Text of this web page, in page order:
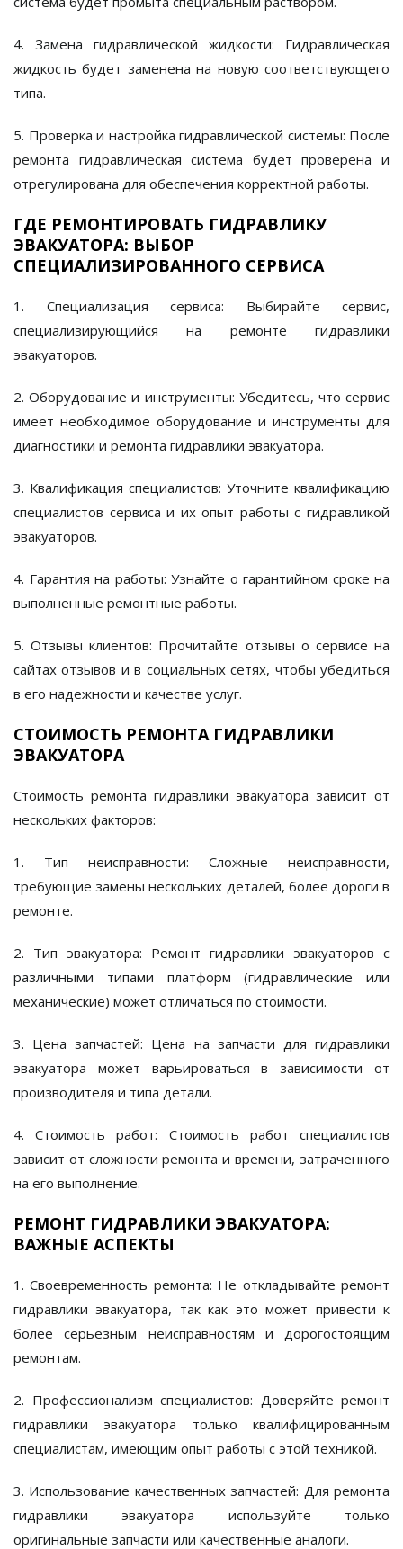
4. Замена гидравлической жидкости: Гидравлическая
жидкость будет заменена на новую соответствующего
типа.
5. Проверка и настройка гидравлической системы: После
ремонта гидравлическая система будет проверена и
отрегулирована для обеспечения корректной работы.
ГДЕ РЕМОНТИРОВАТЬ ГИДРАВЛИКУ
ЭВАКУАТОРА: ВЫБОР
СПЕЦИАЛИЗИРОВАННОГО СЕРВИСА
1. Специализация сервиса: Выбирайте сервис,
специализирующийся на ремонте гидравлики
эвакуаторов.
2. Оборудование и инструменты: Убедитесь, что сервис
имеет необходимое оборудование и инструменты для
диагностики и ремонта гидравлики эвакуатора.
3. Квалификация специалистов: Уточните квалификацию
специалистов сервиса и их опыт работы с гидравликой
эвакуаторов.
4. Гарантия на работы: Узнайте о гарантийном сроке на
выполненные ремонтные работы.
5. Отзывы клиентов: Прочитайте отзывы о сервисе на
сайтах отзывов и в социальных сетях, чтобы убедиться
в его надежности и качестве услуг.
СТОИМОСТЬ РЕМОНТА ГИДРАВЛИКИ
ЭВАКУАТОРА
Стоимость ремонта гидравлики эвакуатора зависит от
нескольких факторов:
1. Тип неисправности: Сложные неисправности,
требующие замены нескольких деталей, более дороги в
ремонте.
2. Тип эвакуатора: Ремонт гидравлики эвакуаторов с
различными типами платформ (гидравлические или
механические) может отличаться по стоимости.
3. Цена запчастей: Цена на запчасти для гидравлики
эвакуатора может варьироваться в зависимости от
производителя и типа детали.
4. Стоимость работ: Стоимость работ специалистов
зависит от сложности ремонта и времени, затраченного
на его выполнение.
РЕМОНТ ГИДРАВЛИКИ ЭВАКУАТОРА:
ВАЖНЫЕ АСПЕКТЫ
1. Своевременность ремонта: Не откладывайте ремонт
гидравлики эвакуатора, так как это может привести к
более серьезным неисправностям и дорогостоящим
ремонтам.
2. Профессионализм специалистов: Доверяйте ремонт
гидравлики эвакуатора только квалифицированным
специалистам, имеющим опыт работы с этой техникой.
3. Использование качественных запчастей: Для ремонта
гидравлики эвакуатора используйте только
оригинальные запчасти или качественные аналоги.